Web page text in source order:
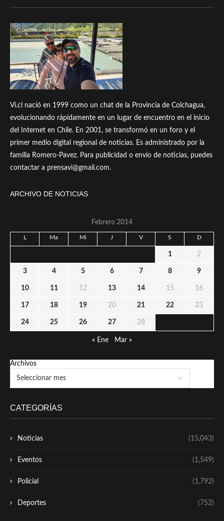
Vi.cl nació en 1999 como un chat de la Provincia de Colchagua,
evolucionando rápidamente en un lugar de encuentro en el inicio
del Internet en Chile. En 2001, se transformó en un foro y el
primer medio digital regional de noticias. Es administrado por la
familia Romero-Pavez. Para publicidad o envío de noticias, puedes
contactar a prensavi@gmail.com.
ARCHIVO DE NOTICIAS
Febrero 2014
L Ma Mi J V S D
1 2
3 4 5 6 7 8 9
10 11 12 13 14 15 16
17 18 19 20 21 22 23
24 25 26 27 28
« Ene Mar »
Archivos
CATEGORÍAS
Noticias (15,043)
Eventos (1,549)
Policial (1,792)
Deportes (752)